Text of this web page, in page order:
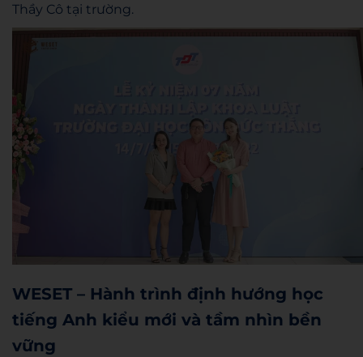
Thầy Cô tại trường.
WESET – Hành trình định hướng học
tiếng Anh kiểu mới và tầm nhìn bền
vững